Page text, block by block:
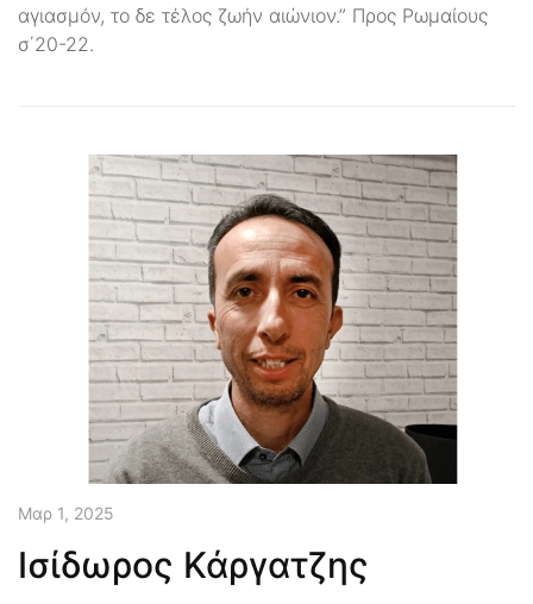
αγιασμόν, το δε τέλος ζωήν αιώνιον.” Προς Ρωμαίους
σ΄20-22.
Μαρ 1, 2025
Ισίδωρος Κάργατζης